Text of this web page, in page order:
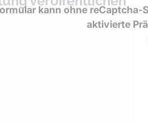
kann ohne
aktivierte